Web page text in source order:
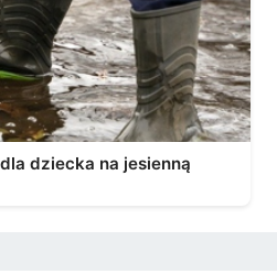
dziecka na jesienną